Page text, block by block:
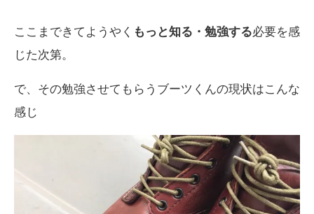
ここまできてようやく もっと知る・勉強する必要を感
じた次第。
で、その勉強させてもらうブーツくんの現状はこんな
感じ